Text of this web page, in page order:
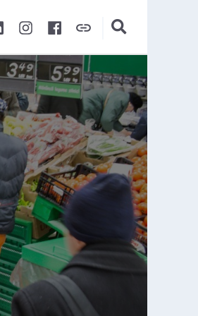
InstagramFacebookAuchan&eu